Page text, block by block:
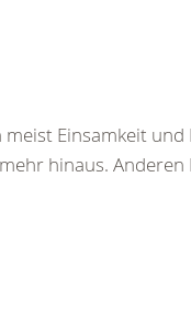
Einsamkeit
hinaus. Anderen